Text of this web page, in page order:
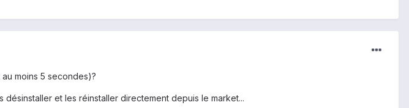
moins 5 secondes)?
et les réinstaller directement depuis le market...